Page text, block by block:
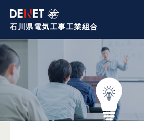
石川県電気工事工業組合